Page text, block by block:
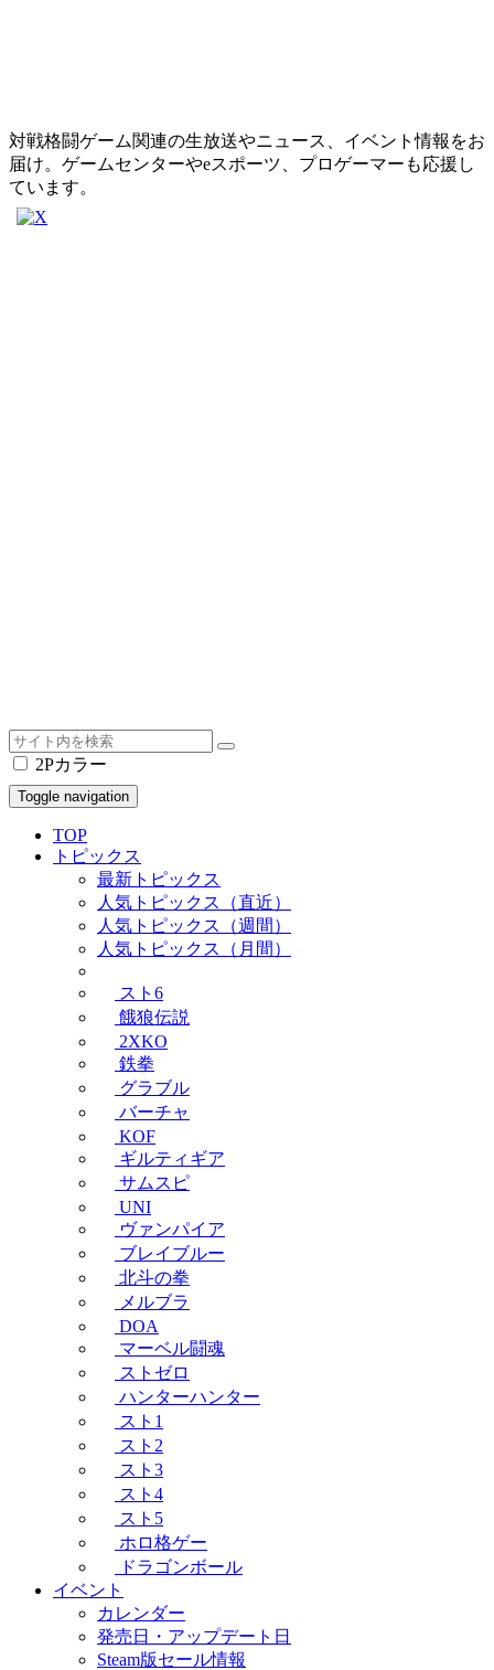
対戦格闘ゲーム関連の生放送やニュース、イベント情報をお
届け。ゲームセンターやeスポーツ、プロゲーマーも応援し
ています。
2Pカラー
Toggle navigation
TOP
トピックス
最新トピックス
人気トピックス（直近）
人気トピックス（週間）
人気トピックス（月間）
スト6
餓狼伝説
2XKO
鉄拳
グラブル
バーチャ
KOF
ギルティギア
サムスピ
UNI
ヴァンパイア
ブレイブルー
北斗の拳
メルブラ
DOA
マーベル闘魂
ストゼロ
ハンターハンター
スト1
スト2
スト3
スト4
スト5
ホロ格ゲー
ドラゴンボール
イベント
カレンダー
発売日・アップデート日
Steam版セール情報